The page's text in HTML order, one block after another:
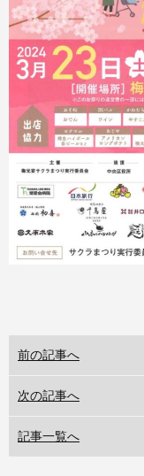
前の記事へ
次の記事へ
記事一覧へ